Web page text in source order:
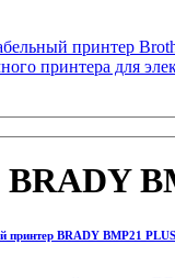
принтера для
BRADY BMP21 PLUS